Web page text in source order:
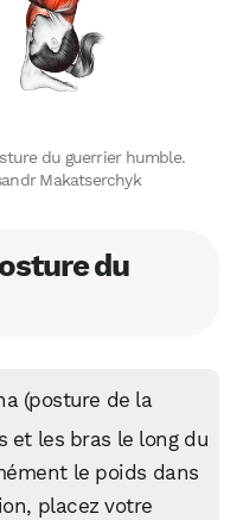
du guerrier humble.
Makatserchyk
du
(posture de la
et les bras le long du
le poids dans
placez votre